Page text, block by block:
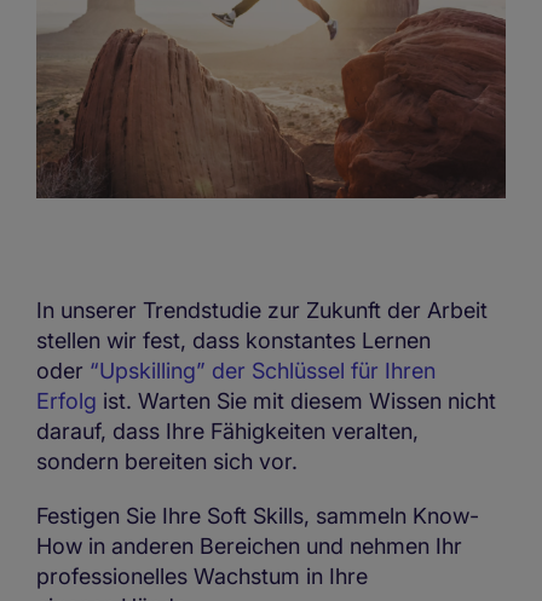
In unserer Trendstudie zur Zukunft der Arbeit
stellen wir fest, dass konstantes Lernen
oder “Upskilling” der Schlüssel für Ihren
Erfolg ist. Warten Sie mit diesem Wissen nicht
darauf, dass Ihre Fähigkeiten veralten,
sondern bereiten sich vor.
Festigen Sie Ihre Soft Skills, sammeln Know-
How in anderen Bereichen und nehmen Ihr
professionelles Wachstum in Ihre